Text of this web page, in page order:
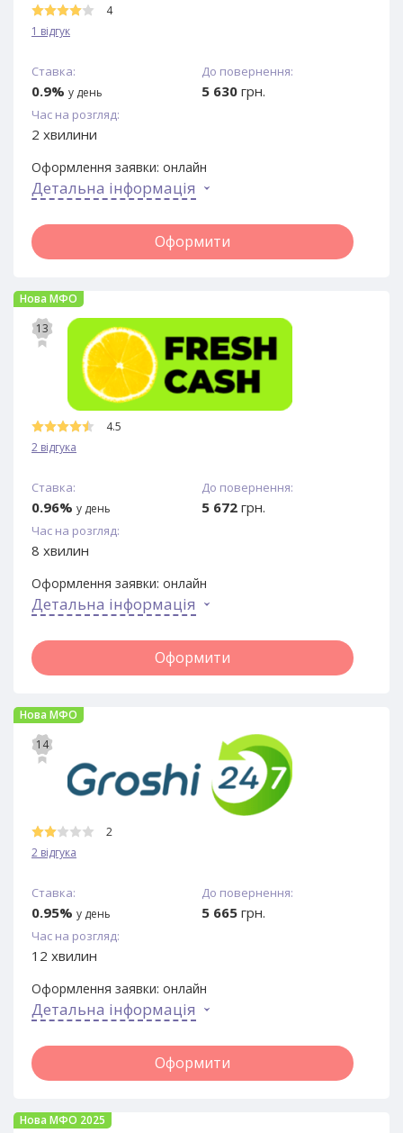
4
1 відгук
Ставка:
0.9% у день
До повернення:
5 630 грн.
Час на розгляд:
2 хвилини
Оформлення заявки: онлайн
Детальна інформація
Оформити
Нова МФО
13
4.5
2 відгука
Ставка:
0.96% у день
До повернення:
5 672 грн.
Час на розгляд:
8 хвилин
Оформлення заявки: онлайн
Детальна інформація
Оформити
Нова МФО
14
2
2 відгука
Ставка:
0.95% у день
До повернення:
5 665 грн.
Час на розгляд:
12 хвилин
Оформлення заявки: онлайн
Детальна інформація
Оформити
Нова МФО 2025